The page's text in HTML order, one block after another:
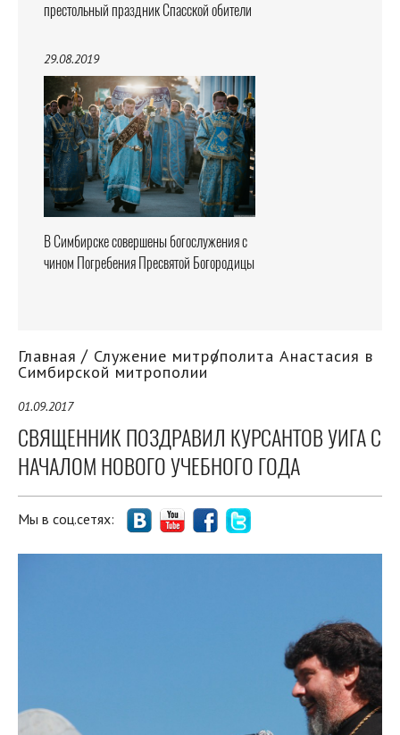
престольный праздник Спасской обители
29.08.2019
В Симбирске совершены богослужения с
чином Погребения Пресвятой Богородицы
Главная Служение митрополита Анастасия в
Симбирской митрополии
01.09.2017
СВЯЩЕННИК ПОЗДРАВИЛ КУРСАНТОВ УИГА С
НАЧАЛОМ НОВОГО УЧЕБНОГО ГОДА
Мы в соц.сетях: